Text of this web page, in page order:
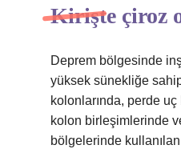
Kirişte çiroz
Deprem bölgesinde
yüksek sünekliğe
kolonlarında, perde
kolon birleşimlerinde
bölgelerinde